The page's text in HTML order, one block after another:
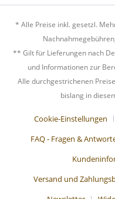
* Alle Preise inkl. gesetzl.
** Gilt für Lieferungen nach
und Informationen zur
Alle durchgestrichenen Preise
bislang in
Cookie-Einstellungen
FAQ - Fragen &
Versand und